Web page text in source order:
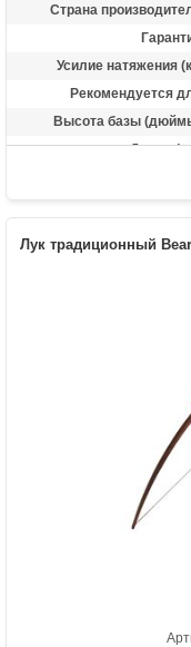
Страна
Усилие натяжения
Рекомендуется
Высота базы
Длина
Материалы
Лук традиционный